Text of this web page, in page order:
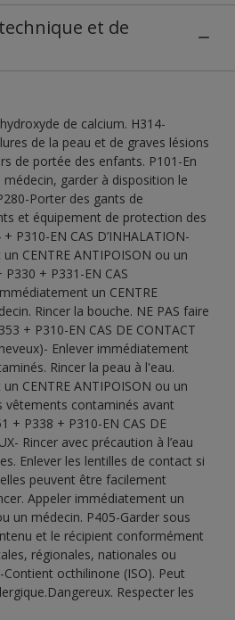
et de
de calcium. H314-
de la peau et de graves lésions
de portée des enfants. P101-En
médecin, garder à disposition le
Porter des gants de
et équipement de protection des
P310-EN CAS D’INHALATION-
CENTRE ANTIPOISON ou un
+ P331-EN CAS
un CENTRE
Rincer la bouche. NE PAS faire
+ P310-EN CAS DE CONTACT
Enlever immédiatement
Rincer la peau à l'eau.
CENTRE ANTIPOISON ou un
vêtements contaminés avant
+ P338 + P310-EN CAS DE
Rincer avec précaution à l’eau
Enlever les lentilles de contact si
peuvent être facilement
Appeler immédiatement un
un médecin. P405-Garder sous
et le récipient conformément
régionales, nationales ou
octhilinone (ISO). Peut
Respecter les